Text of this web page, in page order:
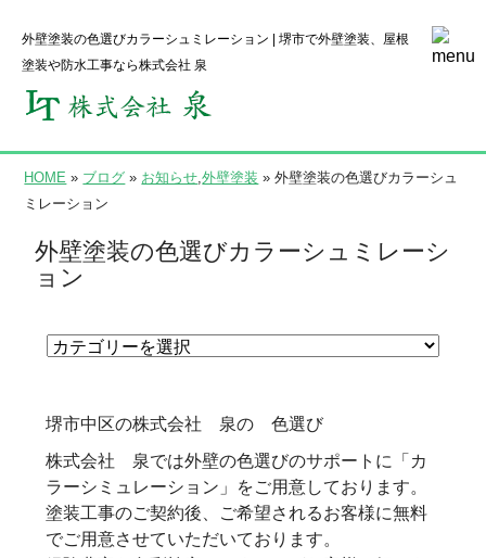
外壁塗装の色選びカラーシュミレーション | 堺市で外壁塗装、屋根
塗装や防水工事なら株式会社 泉
HOME » ブログ » お知らせ,外壁塗装 » 外壁塗装の色選びカラーシュ
ミレーション
外壁塗装の色選びカラーシュミレーシ
ョン
堺市中区の株式会社 泉の 色選び
株式会社 泉では外壁の色選びのサポートに「カ
ラーシミュレーション」をご用意しております。
塗装工事のご契約後、ご希望されるお客様に無料
でご用意させていただいております。